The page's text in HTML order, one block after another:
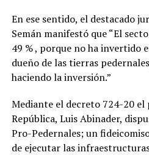
En ese sentido, el destacado
Semán manifestó que “El
49 % , porque no ha invertido
dueño de las tierras
haciendo la inversión.”
Mediante el decreto 724-20 el
República, Luis Abinader,
Pro-Pedernales; un
de ejecutar las